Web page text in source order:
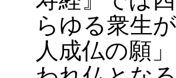
らゆる衆生
人成仏の願